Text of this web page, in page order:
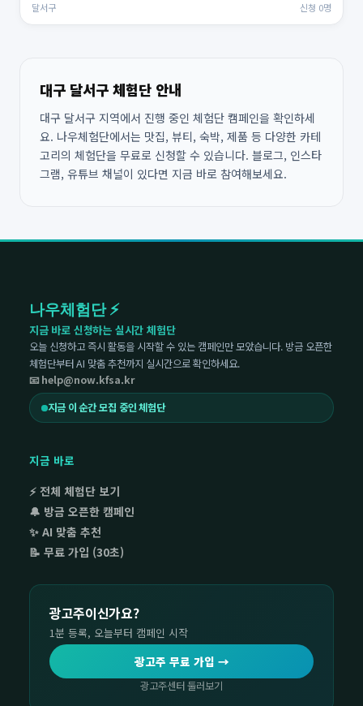
달서구 신청 0명
대구 달서구 체험단 안내
대구 달서구 지역에서 진행 중인 체험단 캠페인을 확인하세
요. 나우체험단에서는 맛집, 뷰티, 숙박, 제품 등 다양한 카테
고리의 체험단을 무료로 신청할 수 있습니다. 블로그, 인스타
그램, 유튜브 채널이 있다면 지금 바로 참여해보세요.
나우체험단 ⚡
지금 바로 신청하는 실시간 체험단
오늘 신청하고 즉시 활동을 시작할 수 있는 캠페인만 모았습니다. 방금 오픈한
체험단부터 AI 맞춤 추천까지 실시간으로 확인하세요.
📧 help@now.kfsa.kr
지금 이 순간 모집 중인 체험단
지금 바로
⚡ 전체 체험단 보기
🔔 방금 오픈한 캠페인
✨ AI 맞춤 추천
📝 무료 가입 (30초)
광고주이신가요?
1분 등록, 오늘부터 캠페인 시작
광고주 무료 가입 →
광고주센터 둘러보기